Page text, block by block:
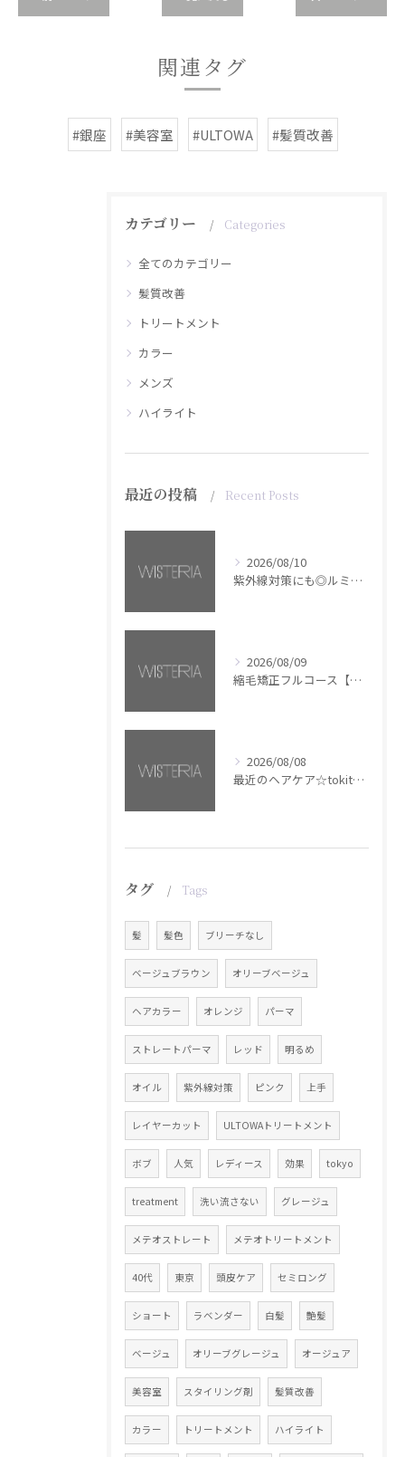
関連タグ
#銀座 #美容室 #ULTOWA #髪質改善
カテゴリー Categories
全てのカテゴリー
髪質改善
トリートメント
カラー
メンズ
ハイライト
最近の投稿 Recent Posts
2026/08/10
紫外線対策にも◎ルミナススプレー【銀座・美容室WISTERIA】
2026/08/09
縮毛矯正フルコース【銀座・美容室WISTERIA】
2026/08/08
最近のヘアケア☆tokita【銀座・美容室WISTERIA】
タグ Tags
髪 髪色 ブリーチなし
ベージュブラウン オリーブベージュ
ヘアカラー オレンジ パーマ
ストレートパーマ レッド 明るめ
オイル 紫外線対策 ピンク 上手
レイヤーカット ULTOWAトリートメント
ボブ 人気 レディース 効果 tokyo
treatment 洗い流さない グレージュ
メテオストレート メテオトリートメント
40代 東京 頭皮ケア セミロング
ショート ラベンダー 白髪 艶髪
ベージュ オリーブグレージュ オージュア
美容室 スタイリング剤 髪質改善
カラー トリートメント ハイライト